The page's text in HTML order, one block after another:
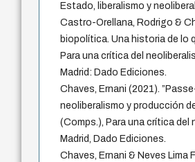
Estado, liberalismo y
Castro-Orellana, Rodrigo &
biopolítica. Una historia de lo
Para una crítica del
Madrid: Dado Ediciones.
Chaves, Ernani (2021).
neoliberalismo y producción
(Comps.), Para una crítica
Madrid, Dado Ediciones.
Chaves, Ernani & Neves Lima